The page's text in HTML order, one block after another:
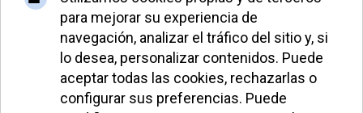
El cardenal
Pizzaballa impulsa
el diálogo y la